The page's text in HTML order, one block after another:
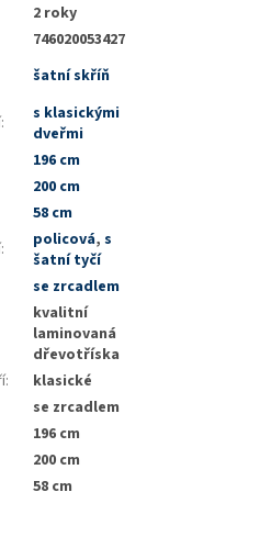
2 roky
746020053427
šatní skříň
:
s klasickými
dveřmi
196 cm
200 cm
58 cm
: policová, s
šatní tyčí
se zrcadlem
kvalitní
laminovaná
dřevotříska
:
klasické
se zrcadlem
196 cm
200 cm
58 cm